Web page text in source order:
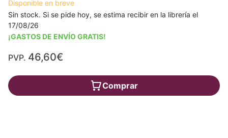
Disponible en breve
Sin stock. Si se pide hoy, se estima recibir en la librería el
17/08/26
¡GASTOS DE ENVÍO GRATIS!
PVP. 46,60€
Comprar